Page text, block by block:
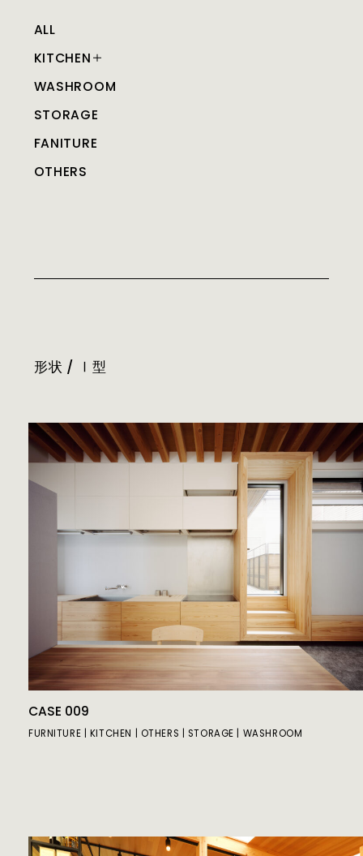
ALL
KITCHEN
WASHROOM
STORAGE
FANITURE
OTHERS
形状 / Ⅰ型
CASE 009
FURNITURE KITCHEN OTHERS STORAGE WASHROOM